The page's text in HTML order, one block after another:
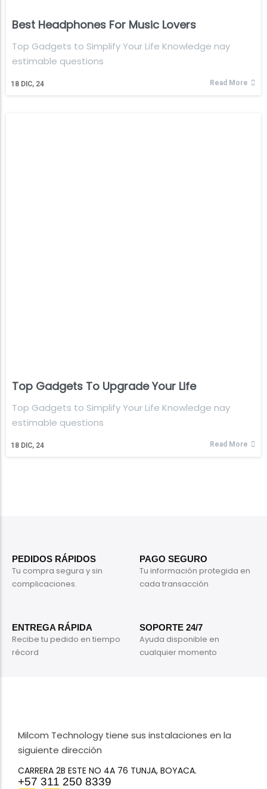
Best Headphones For Music Lovers
18 DIC, 24
Top Gadgets to Simplify Your Life Knowledge nay
estimable questions
Read More
Top Gadgets To Upgrade Your Life
18 DIC, 24
Top Gadgets to Simplify Your Life Knowledge nay
estimable questions
Read More
PEDIDOS RÁPIDOS
Tu compra segura y sin
complicaciones.
PAGO SEGURO
Tu información protegida en
cada transacción
ENTREGA RÁPIDA
Recibe tu pedido en tiempo
récord
SOPORTE 24/7
Ayuda disponible en
cualquier momento
Milcom Technology tiene sus instalaciones en la
siguiente dirección
CARRERA 2B ESTE NO 4A 76 TUNJA, BOYACA.
+57 311 250 8339